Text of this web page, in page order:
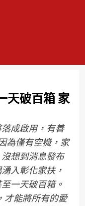
天破百箱 家
成啟用，有善
為僅有空機，家
想到消息發布
入彰化家扶，
一天破百箱。
才能將所有的愛